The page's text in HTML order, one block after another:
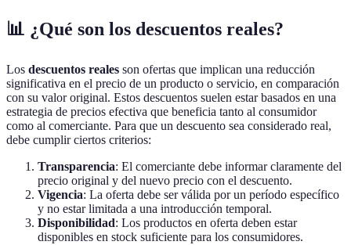
📊 ¿Qué son los descuentos reales?
Los descuentos reales son ofertas que implican una reducción
significativa en el precio de un producto o servicio, en comparación
con su valor original. Estos descuentos suelen estar basados en una
estrategia de precios efectiva que beneficia tanto al consumidor
como al comerciante. Para que un descuento sea considerado real,
debe cumplir ciertos criterios:
Transparencia: El comerciante debe informar claramente del
precio original y del nuevo precio con el descuento.
Vigencia: La oferta debe ser válida por un período específico
y no estar limitada a una introducción temporal.
Disponibilidad: Los productos en oferta deben estar
disponibles en stock suficiente para los consumidores.